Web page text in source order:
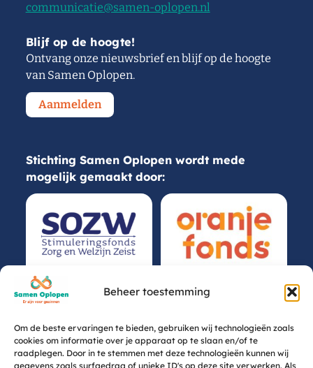
Beheer toestemming
Om de beste ervaringen te bieden, gebruiken wij technologieën zoals
cookies om informatie over je apparaat op te slaan en/of te
raadplegen. Door in te stemmen met deze technologieën kunnen wij
gegevens zoals surfgedrag of unieke ID's op deze site verwerken. Als
communicatie@samen-oplopen.nl
Blijf op de hoogte!
Ontvang onze nieuwsbrief en blijf op de hoogte
van Samen Oplopen.
Aanmelden
Stichting Samen Oplopen wordt mede
mogelijk gemaakt door: